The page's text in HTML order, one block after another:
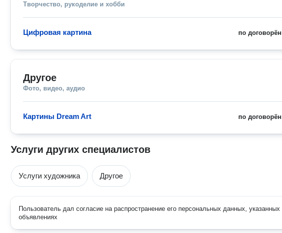
Творчество, рукоделие и хобби
по
Цифровая картина
Другое
Фото, видео, аудио
по
Картины Dream Art
Услуги других специалистов
Услуги художника Другое
Пользователь дал согласие на распространение его персональных данных, указанных
объявлениях